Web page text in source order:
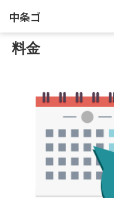
中条ゴ
ルフ倶
ブログ
料金